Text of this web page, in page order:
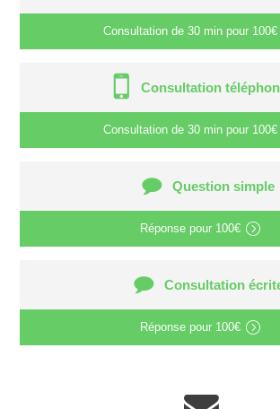
Consultation de 30 min pour 100€
Consultation
Consultation de 30 min pour 100€
Question simple
Réponse pour 100€
Consultation
Réponse pour 100€